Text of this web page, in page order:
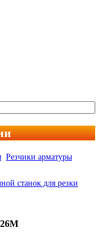
Резчики арматуры
станок для резки
26М